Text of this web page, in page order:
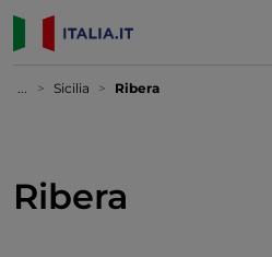
... Sicilia Ribera
Ribera